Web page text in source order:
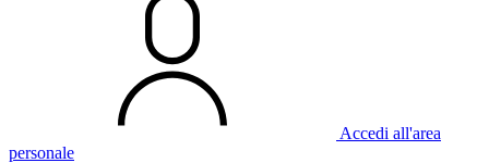
Accedi all'area
personale